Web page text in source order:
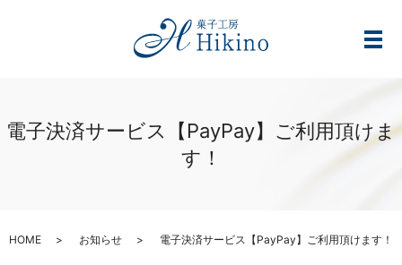
メ
電子決済サービス【PayPay】ご利用頂けま
す！
HOME お知らせ 電子決済サービス【PayPay】ご利用頂けます！